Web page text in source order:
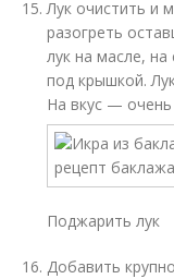
Лук очистить и
разогреть
лук на масле,
под крышкой.
На вкус — очень
Поджарить лук
Добавить